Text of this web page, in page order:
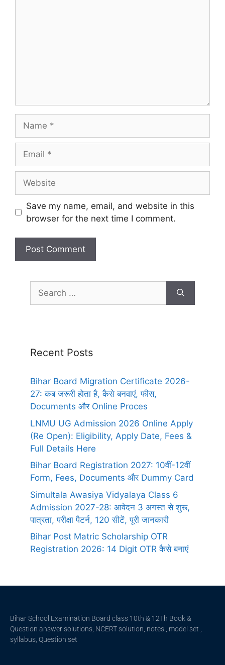
Save my name, email, and website in this
browser for the next time I comment.
Recent Posts
Bihar Board Migration Certificate 2026-
27: कब जरूरी होता है, कैसे बनवाएं, फीस,
Documents और Online Proces
LNMU UG Admission 2026 Online Apply
(Re Open): Eligibility, Apply Date, Fees &
Full Details Here
Bihar Board Registration 2027: 10वीं-12वीं
Form, Fees, Documents और Dummy Card
Simultala Awasiya Vidyalaya Class 6
Admission 2027-28: आवेदन 3 अगस्त से शुरू,
पात्रता, परीक्षा पैटर्न, 120 सीटें, पूरी जानकारी
Bihar Post Matric Scholarship OTR
Registration 2026: 14 Digit OTR कैसे बनाएं
Bihar School Examination Board class 10th & 12Th Book &
Question answer solutions, NCERT solution, notes , model set ,
syllabus, Question set